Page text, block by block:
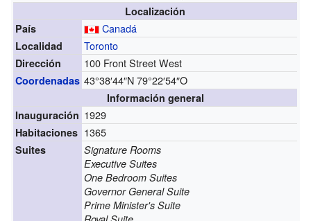
Localización
País
Canadá
Localidad Toronto
Dirección 100 Front Street West
Coordenadas 43°38′44″N79°22′54″O
Información general
Inauguración 1929
Habitaciones 1365
Suites
Signature Rooms
Executive Suites
One Bedroom Suites
Governor General Suite
Prime Minister's Suite